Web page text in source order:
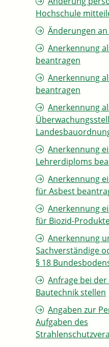
Hochschule
Änderungen
Anerkennung
beantragen
Anerkennung
beantragen
Anerkennung
Anerkennung
Lehrerdiploms
Anerkennung
für Asbest
Anerkennung
für Biozid-
Anerkennung
Sachverständige
§ 18
Anfrage bei
Bautechnik stellen
Angaben zur
Aufgaben des